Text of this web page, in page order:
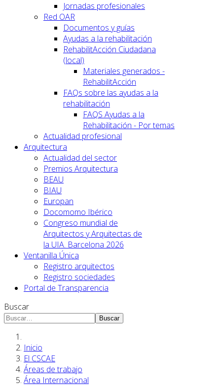
Jornadas profesionales
Red OAR
Documentos y guías
Ayudas a la rehabilitación
RehabilitAcción Ciudadana
(local)
Materiales generados -
RehabilitAcción
FAQs sobre las ayudas a la
rehabilitación
FAQS Ayudas a la
Rehabilitación - Por temas
Actualidad profesional
Arquitectura
Actualidad del sector
Premios Arquitectura
BEAU
BIAU
Europan
Docomomo Ibérico
Congreso mundial de
Arquitectos y Arquitectas de
la UIA. Barcelona 2026
Ventanilla Única
Registro arquitectos
Registro sociedades
Portal de Transparencia
Buscar
Buscar
Inicio
El CSCAE
Áreas de trabajo
Área Internacional